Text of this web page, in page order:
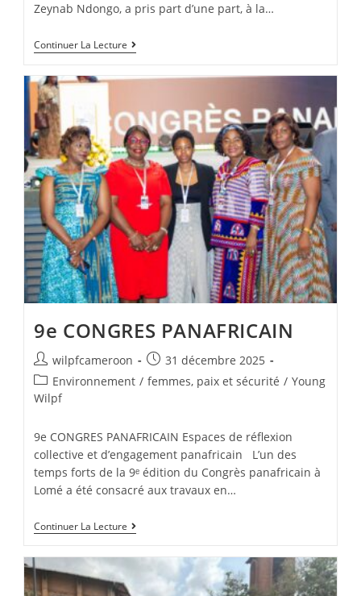
Zeynab Ndongo, a pris part d’une part, à la…
Continuer La Lecture
9e CONGRES PANAFRICAIN
wilpfcameroon
31 décembre 2025
Environnement / femmes, paix et sécurité / Young
Wilpf
9e CONGRES PANAFRICAIN Espaces de réflexion
collective et d’engagement panafricain L’un des
temps forts de la 9ᵉ édition du Congrès panafricain à
Lomé a été consacré aux travaux en…
Continuer La Lecture